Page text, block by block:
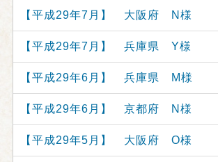
【平成29年7月】 大阪府 N様
【平成29年7月】 兵庫県 Y様
【平成29年6月】 兵庫県 M様
【平成29年6月】 京都府 N様
【平成29年5月】 大阪府 O様